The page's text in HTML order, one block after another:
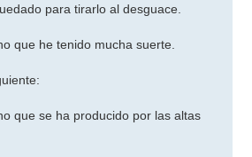
para tirarlo al desguace.
que he tenido mucha suerte.
que se ha producido por las altas